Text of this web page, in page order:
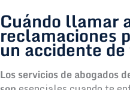
Cuándo llamar
reclamaciones
un accidente
Los servicios de abogados